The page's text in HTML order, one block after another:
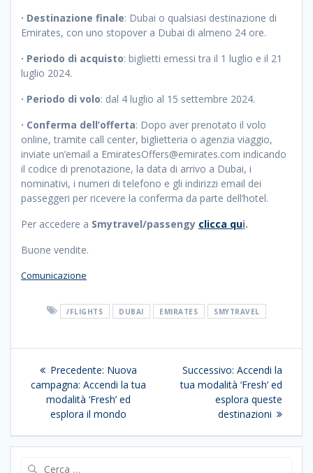
· Destinazione finale: Dubai o qualsiasi destinazione di
Emirates, con uno stopover a Dubai di almeno 24 ore.
· Periodo di acquisto: biglietti emessi tra il 1 luglio e il 21
luglio 2024.
· Periodo di volo: dal 4 luglio al 15 settembre 2024.
· Conferma dell’offerta: Dopo aver prenotato il volo
online, tramite call center, biglietteria o agenzia viaggio,
inviate un’email a EmiratesOffers@emirates.com indicando
il codice di prenotazione, la data di arrivo a Dubai, i
nominativi, i numeri di telefono e gli indirizzi email dei
passeggeri per ricevere la conferma da parte dell’hotel.
Per accedere a Smytravel/passengy clicca qui.
Buone vendite.
Comunicazione
/FLIGHTS DUBAI EMIRATES SMYTRAVEL
Navigazione
articoli
Precedente: Articolo
precedente:
Nuova
campagna: Accendi la tua
modalità ‘Fresh’ ed
esplora il mondo
Successivo: Articolo
successivo:
Accendi la
tua modalità ‘Fresh’ ed
esplora queste
destinazioni